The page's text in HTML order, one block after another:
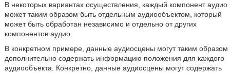
В некоторых вариантах осуществления, каждый компонент аудио
может таким образом быть отдельным аудиообъектом, который
может быть обработан независимо и отдельно от других
компонентов аудио.
В конкретном примере, данные аудиосцены могут таким образом
дополнительно содержать информацию положения для каждого
аудиообъекта. Конкретно, данные аудиосцены могут содержать